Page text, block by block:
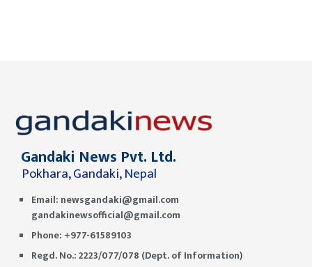
Gandaki News Pvt. Ltd.
Pokhara, Gandaki, Nepal
Email: newsgandaki@gmail.com
gandakinewsofficial@gmail.com
Phone: +977-61589103
Regd. No.: 2223/077/078 (Dept. of Information)